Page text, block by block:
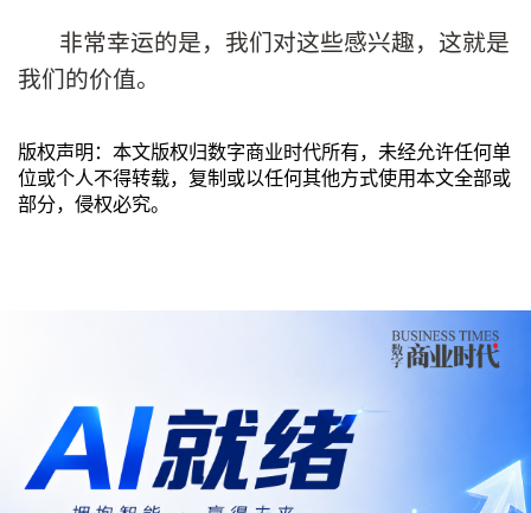
非常幸运的是，我们对这些感兴趣，这就是
我们的价值。
版权声明：本文版权归数字商业时代所有，未经允许任何单
位或个人不得转载，复制或以任何其他方式使用本文全部或
部分，侵权必究。